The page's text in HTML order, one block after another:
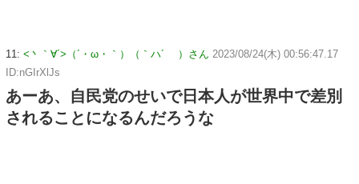
11: <丶｀∀´>（´・ω・｀）（｀ハ´ ）さん 2023/08/24(木) 00:56:47.17
ID:nGIrXlJs
あーあ、自民党のせいで日本人が世界中で差別
されることになるんだろうな